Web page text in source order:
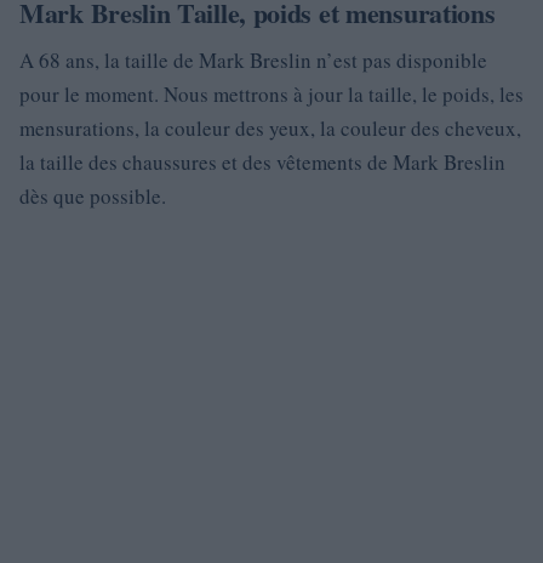
Mark Breslin Taille, poids et mensurations
A 68 ans, la taille de Mark Breslin n’est pas disponible
pour le moment. Nous mettrons à jour la taille, le poids, les
mensurations, la couleur des yeux, la couleur des cheveux,
la taille des chaussures et des vêtements de Mark Breslin
dès que possible.